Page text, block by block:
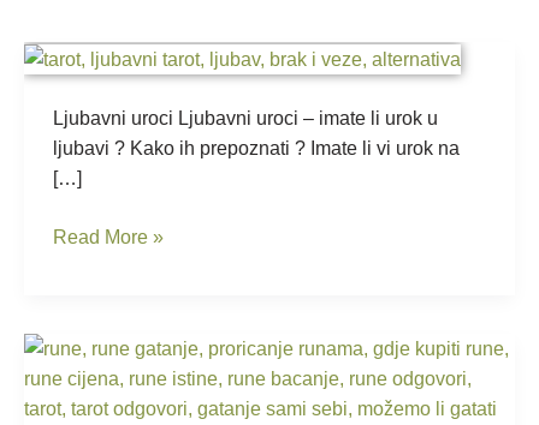
Ljubavni uroci Ljubavni uroci – imate li urok u
ljubavi ? Kako ih prepoznati ? Imate li vi urok na
[…]
Ljubavni
uroci
–
imate
li
Read More »
Rune
–
proricanje